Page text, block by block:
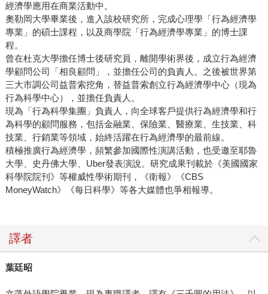
經濟學應用在商業活動中。
奧勒岡大學畢業後，進入該校研究所，完成心理學「行為經濟學
專業」的碩士課程，以及商學院「行為經濟學專業」的博士課
程。
曾在杜克大學擔任博士後研究員，離開學術界後，成立行為經濟
學顧問公司「相良顧問」，並擔任公司的負責人。之後被世界第
三大市調公司益普索挖角，替益普索創立行為經濟學中心（現為
行為科學中心），並擔任負責人。
現為「行為科學集團」負責人，向全球客戶提供行為經濟學和行
為科學的顧問服務，包括金融業、保險業、醫療業、生技業、科
技業、行銷業等領域，始終活躍在行為經濟學的最前線。
積極推廣行為經濟學，頻繁參加國際性演講活動，也受邀至耶魯
大學、史丹佛大學、Uber發表演說。研究成果刊載於《美國國家
科學院院刊》等權威性學術期刊，《衛報》《CBS
MoneyWatch》《每日科學》等各大媒體也爭相報導。
譯者
葉廷昭